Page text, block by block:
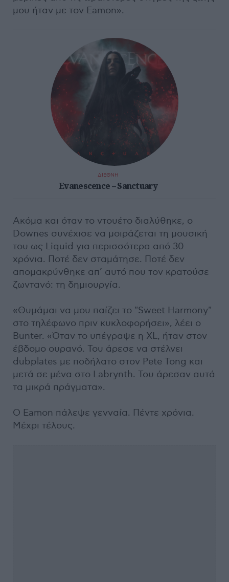
μου ήταν με τον Eamon».
ΔΙΕΘΝΗ
Evanescence – Sanctuary
Ακόμα και όταν το ντουέτο διαλύθηκε, ο
Downes συνέχισε να μοιράζεται τη μουσική
του ως Liquid για περισσότερα από 30
χρόνια. Ποτέ δεν σταμάτησε. Ποτέ δεν
απομακρύνθηκε απ’ αυτό που τον κρατούσε
ζωντανό: τη δημιουργία.
«Θυμάμαι να μου παίζει το "Sweet Harmony"
στο τηλέφωνο πριν κυκλοφορήσει», λέει ο
Bunter. «Όταν το υπέγραψε η XL, ήταν στον
έβδομο ουρανό. Του άρεσε να στέλνει
dubplates με ποδήλατο στον Pete Tong και
μετά σε μένα στο Labrynth. Του άρεσαν αυτά
τα μικρά πράγματα».
Ο Eamon πάλεψε γενναία. Πέντε χρόνια.
Μέχρι τέλους.